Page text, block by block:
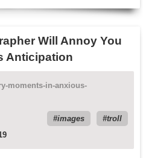
Will Annoy You
Anticipation
moments-in-anxious-
images
troll